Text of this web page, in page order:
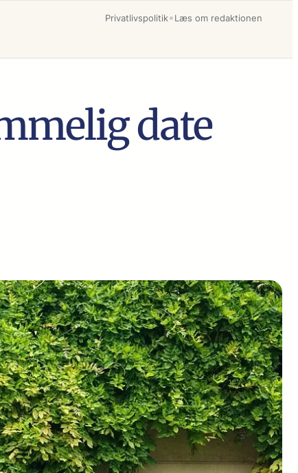
Privatlivspolitik•Læs om redaktionen
date